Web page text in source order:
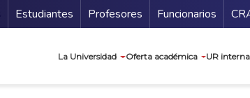
Estudiantes Profesores Funcionarios
La Universidad Oferta académica UR